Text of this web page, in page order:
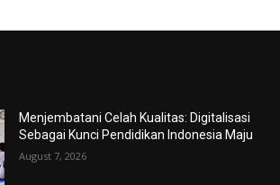
Menjembatani Celah Kualitas: Digitalisasi
Sebagai Kunci Pendidikan Indonesia Maju
August 7, 2026